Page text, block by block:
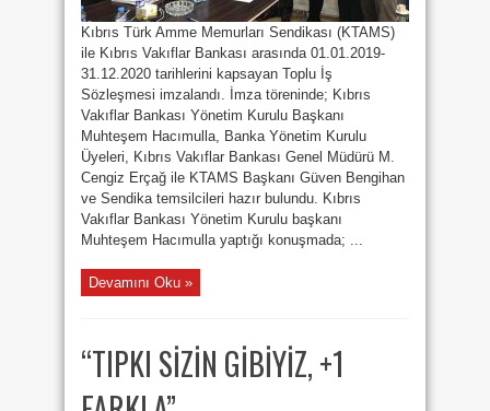
Kıbrıs Türk Amme Memurları Sendikası (KTAMS)
ile Kıbrıs Vakıflar Bankası arasında 01.01.2019-
31.12.2020 tarihlerini kapsayan Toplu İş
Sözleşmesi imzalandı. İmza töreninde; Kıbrıs
Vakıflar Bankası Yönetim Kurulu Başkanı
Muhteşem Hacımulla, Banka Yönetim Kurulu
Üyeleri, Kıbrıs Vakıflar Bankası Genel Müdürü M.
Cengiz Erçağ ile KTAMS Başkanı Güven Bengihan
ve Sendika temsilcileri hazır bulundu. Kıbrıs
Vakıflar Bankası Yönetim Kurulu başkanı
Muhteşem Hacımulla yaptığı konuşmada; ...
Devamını Oku »
“TIPKI SİZİN GİBİYİZ, +1